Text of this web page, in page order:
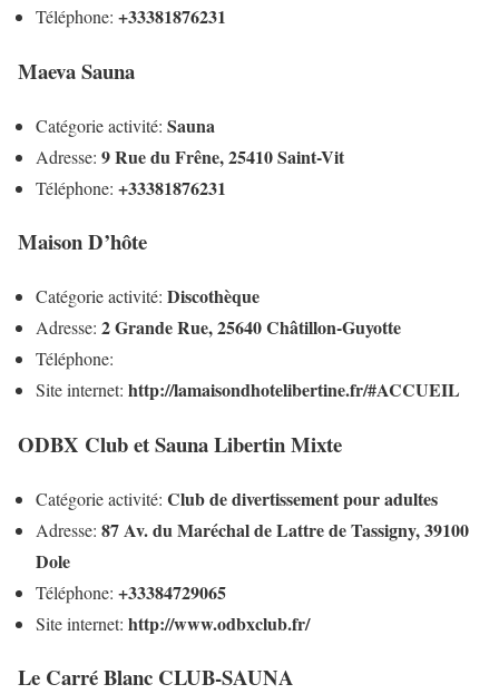
Téléphone: +33381876231
Maeva Sauna
Catégorie activité: Sauna
Adresse: 9 Rue du Frêne, 25410 Saint-Vit
Téléphone: +33381876231
Maison D’hôte
Catégorie activité: Discothèque
Adresse: 2 Grande Rue, 25640 Châtillon-Guyotte
Téléphone:
Site internet: http://lamaisondhotelibertine.fr/#ACCUEIL
ODBX Club et Sauna Libertin Mixte
Catégorie activité: Club de divertissement pour adultes
Adresse: 87 Av. du Maréchal de Lattre de Tassigny, 39100
Dole
Téléphone: +33384729065
Site internet: http://www.odbxclub.fr/
Le Carré Blanc CLUB-SAUNA